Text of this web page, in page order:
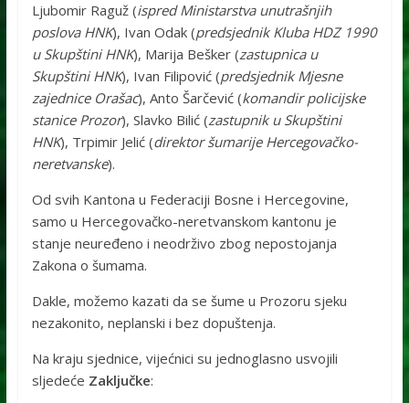
Ljubomir Raguž (ispred Ministarstva unutrašnjih
poslova HNK), Ivan Odak (predsjednik Kluba HDZ 1990
u Skupštini HNK), Marija Bešker (zastupnica u
Skupštini HNK), Ivan Filipović (predsjednik Mjesne
zajednice Orašac), Anto Šarčević (komandir policijske
stanice Prozor), Slavko Bilić (zastupnik u Skupštini
HNK), Trpimir Jelić (direktor šumarije Hercegovačko-
neretvanske).
Od svih Kantona u Federaciji Bosne i Hercegovine,
samo u Hercegovačko-neretvanskom kantonu je
stanje neuređeno i neodrživo zbog nepostojanja
Zakona o šumama.
Dakle, možemo kazati da se šume u Prozoru sjeku
nezakonito, neplanski i bez dopuštenja.
Na kraju sjednice, vijećnici su jednoglasno usvojili
sljedeće Zaključke: